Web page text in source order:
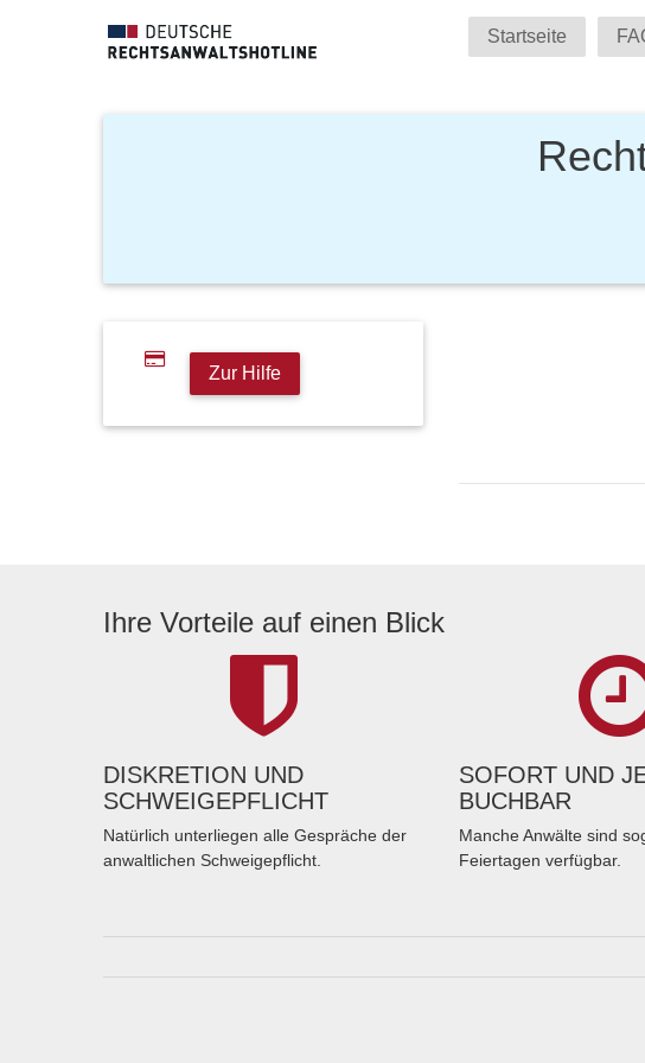
Startseite
Zur Hilfe
Ihre Vorteile auf einen Blick
DISKRETION UND
SCHWEIGEPFLICHT
Natürlich unterliegen alle Gespräche der
anwaltlichen Schweigepflicht.
SOFORT UND
BUCHBAR
Manche Anwälte sind
Feiertagen verfügbar.